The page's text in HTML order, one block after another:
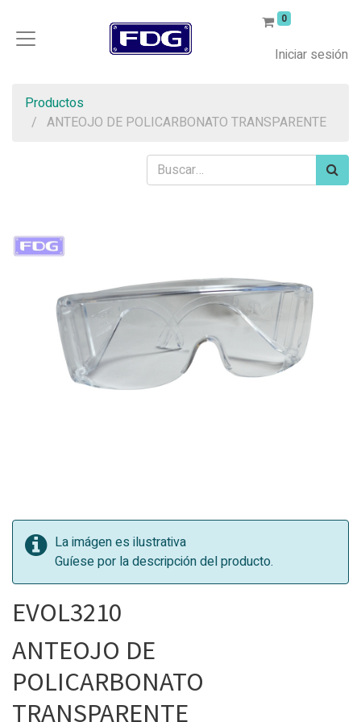
0
Iniciar sesión
Productos
ANTEOJO DE POLICARBONATO TRANSPARENTE
La imágen es ilustrativa
Guíese por la descripción del producto.
EVOL3210
ANTEOJO DE
POLICARBONATO
TRANSPARENTE